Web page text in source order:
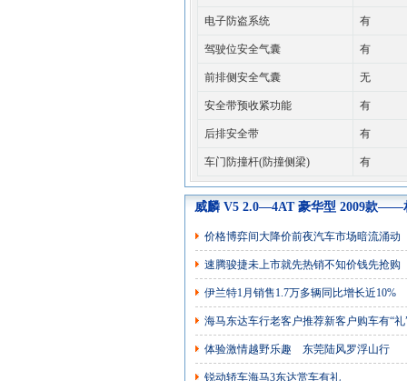
电子防盗系统 有
驾驶位安全气囊 有
前排侧安全气囊 无
安全带预收紧功能 有
后排安全带 有
车门防撞杆(防撞侧梁) 有
威麟 V5 2.0—4AT 豪华型 2009款——
价格博弈间大降价前夜汽车市场暗流涌动
速腾骏捷未上市就先热销不知价钱先抢购
伊兰特1月销售1.7万多辆同比增长近10%
海马东达车行老客户推荐新客户购车有“礼
体验激情越野乐趣 东莞陆风罗浮山行
锐动轿车海马3东达赏车有礼